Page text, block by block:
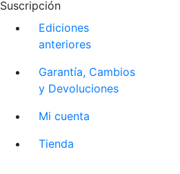
Suscripción
Ediciones
anteriores
Garantía, Cambios
y Devoluciones
Mi cuenta
Tienda